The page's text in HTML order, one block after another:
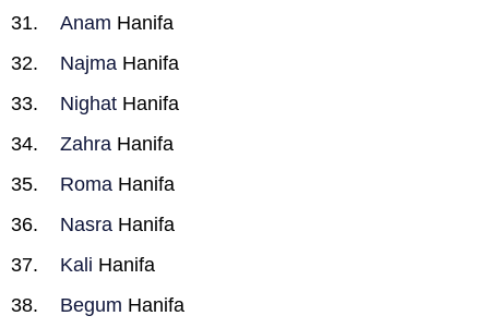
Anam Hanifa
Najma Hanifa
Nighat Hanifa
Zahra Hanifa
Roma Hanifa
Nasra Hanifa
Kali Hanifa
Begum Hanifa